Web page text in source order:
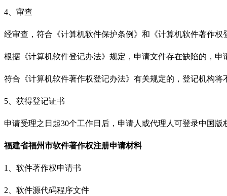
4、审查
经审查，符合《计算机软件保护条例》和《计算机软件著作
根据《计算机软件登记办法》规定，申请文件存在缺陷的，
符合《计算机软件著作权登记办法》有关规定的，登记机构
5、获得登记证书
申请受理之日起30个工作日后，申请人或代理人可登录中国
福建省福州市软件著作权注册申请材料
1、软件著作权申请书
2、软件源代码程序文件